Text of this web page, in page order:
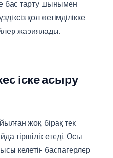
бас тарту шынымен
қол жетімділікке
жариялады.
іске асыру
жоқ, бірақ тек
тіршілік етеді. Осы
келетін баспагерлер